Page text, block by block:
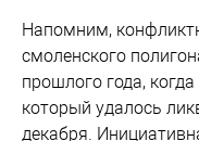
Напомним,
смоленского
прошлого года,
который удалось
декабря.